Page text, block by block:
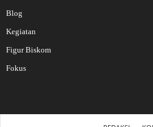
Blog
Kegiatan
Figur Biskom
Fokus